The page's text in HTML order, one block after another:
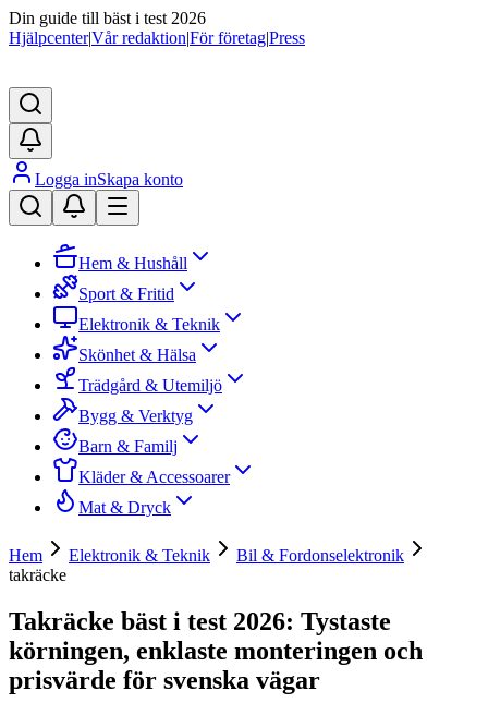
Din guide till bäst i test 2026
Hjälpcenter|Vår redaktion|För företag|Press
Logga inSkapa konto
Hem & Hushåll
Sport & Fritid
Elektronik & Teknik
Skönhet & Hälsa
Trädgård & Utemiljö
Bygg & Verktyg
Barn & Familj
Kläder & Accessoarer
Mat & Dryck
Hem Elektronik & Teknik
Bil & Fordonselektronik
takräcke
Takräcke bäst i test 2026: Tystaste
körningen, enklaste monteringen och
prisvärde för svenska vägar